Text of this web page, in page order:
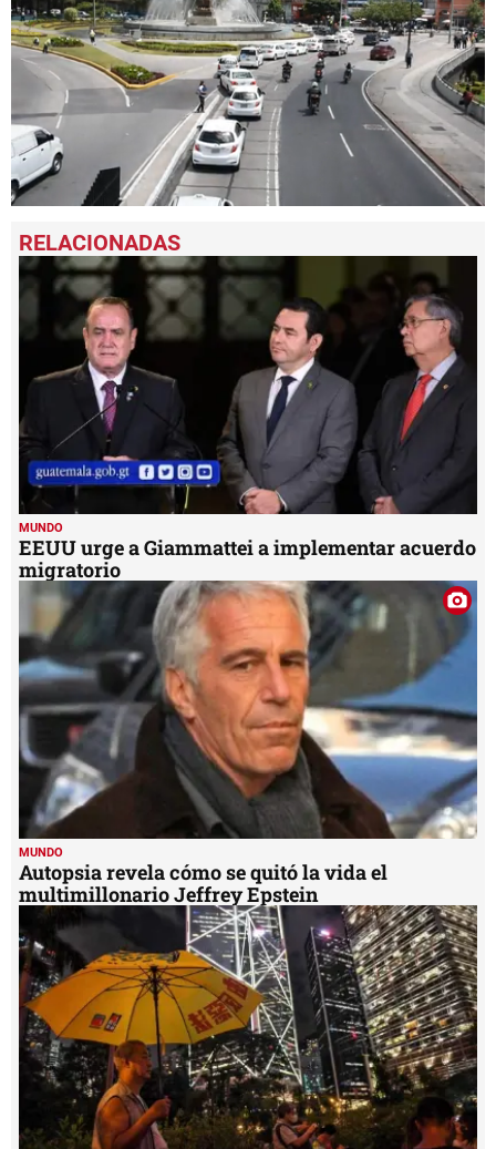
seconds
of
1
minute,
seconds
MUNDO
EEUU urge a Giammattei a implementar acuerdo
migratorio
MUNDO
Autopsia revela cómo se quitó la vida el
multimillonario Jeffrey Epstein